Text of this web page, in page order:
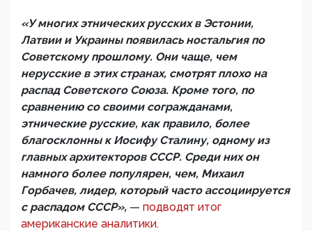
«У многих этнических русских в Эстонии,
Латвии и Украины появилась ностальгия по
Советскому прошлому. Они чаще, чем
нерусские в этих странах, смотрят плохо на
распад Советского Союза. Кроме того, по
сравнению со своими согражданами,
этнические русские, как правило, более
благосклонны к Иосифу Сталину, одному из
главных архитекторов СССР. Среди них он
намного более популярен, чем, Михаил
Горбачев, лидер, который часто ассоциируется
с распадом СССР», — подводят итог
американские аналитики.